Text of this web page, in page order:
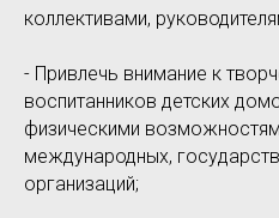
коллективами,
- Привлечь внимание к
воспитанников детских
физическими
международных,
организаций;